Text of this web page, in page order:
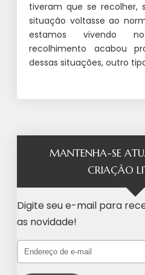
tiveram que se recolher,
situação voltasse ao
estamos vivendo
recolhimento acabou
dessas situações, outro
MANTENHA-SE
CRIAÇÃO
Digite seu e-mail para
as novidade!
Endereço de e-mail